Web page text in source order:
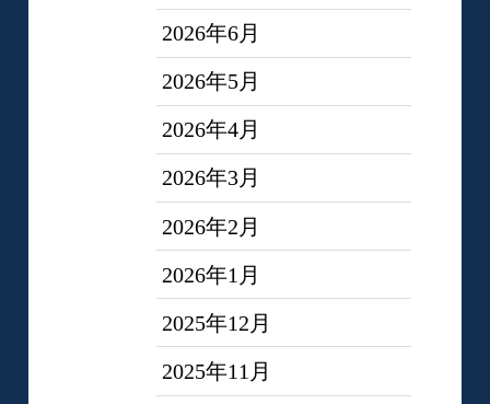
2026年6月
2026年5月
2026年4月
2026年3月
2026年2月
2026年1月
2025年12月
2025年11月